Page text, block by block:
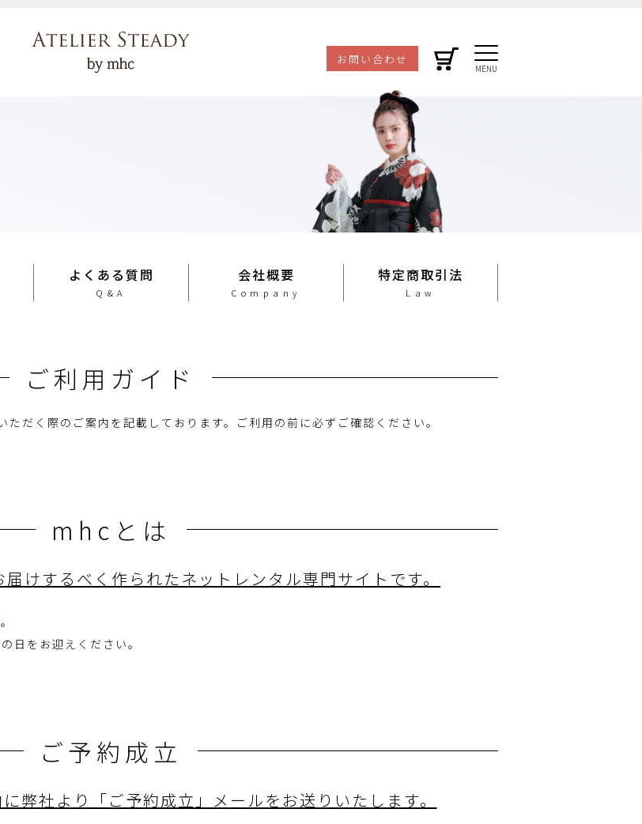
お問い合わせ
よくある質問 会社概要 特定商取引法
ご利用ガイド
く際のご案内を記載しております。ご利用の前に必ずご確認ください。
mhcとは
けするべく作られたネットレンタル専門サイトです。
日をお迎えください。
ご予約成立
弊社より「ご予約成立」メールをお送りいたします。